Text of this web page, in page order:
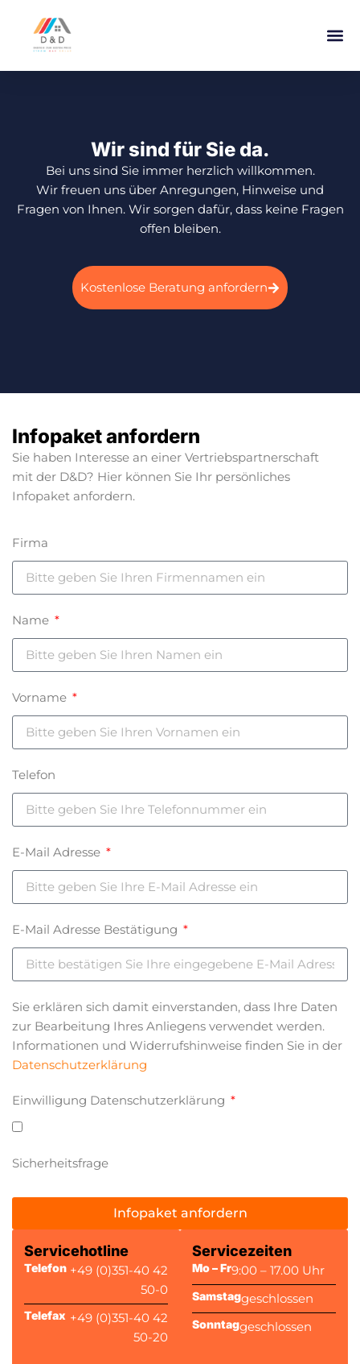
Wir sind für Sie da.
Bei uns sind Sie immer herzlich willkommen.
Wir freuen uns über Anregungen, Hinweise und
Fragen von Ihnen. Wir sorgen dafür, dass keine Fragen
offen bleiben.
Kostenlose Beratung anfordern
Infopaket anfordern
Sie haben Interesse an einer Vertriebspartnerschaft
mit der D&D? Hier können Sie Ihr persönliches
Infopaket anfordern.
Firma
Name
Vorname
Telefon
E-Mail Adresse
E-Mail Adresse Bestätigung
Sie erklären sich damit einverstanden, dass Ihre Daten
zur Bearbeitung Ihres Anliegens verwendet werden.
Informationen und Widerrufshinweise finden Sie in der
Datenschutzerklärung
Einwilligung Datenschutzerklärung
Sicherheitsfrage
Infopaket anfordern
Servicehotline
Telefon +49 (0)351-40 42
50-0
Telefax +49 (0)351-40 42
50-20
Servicezeiten
Mo – Fr9:00 – 17.00 Uhr
Samstaggeschlossen
Sonntaggeschlossen